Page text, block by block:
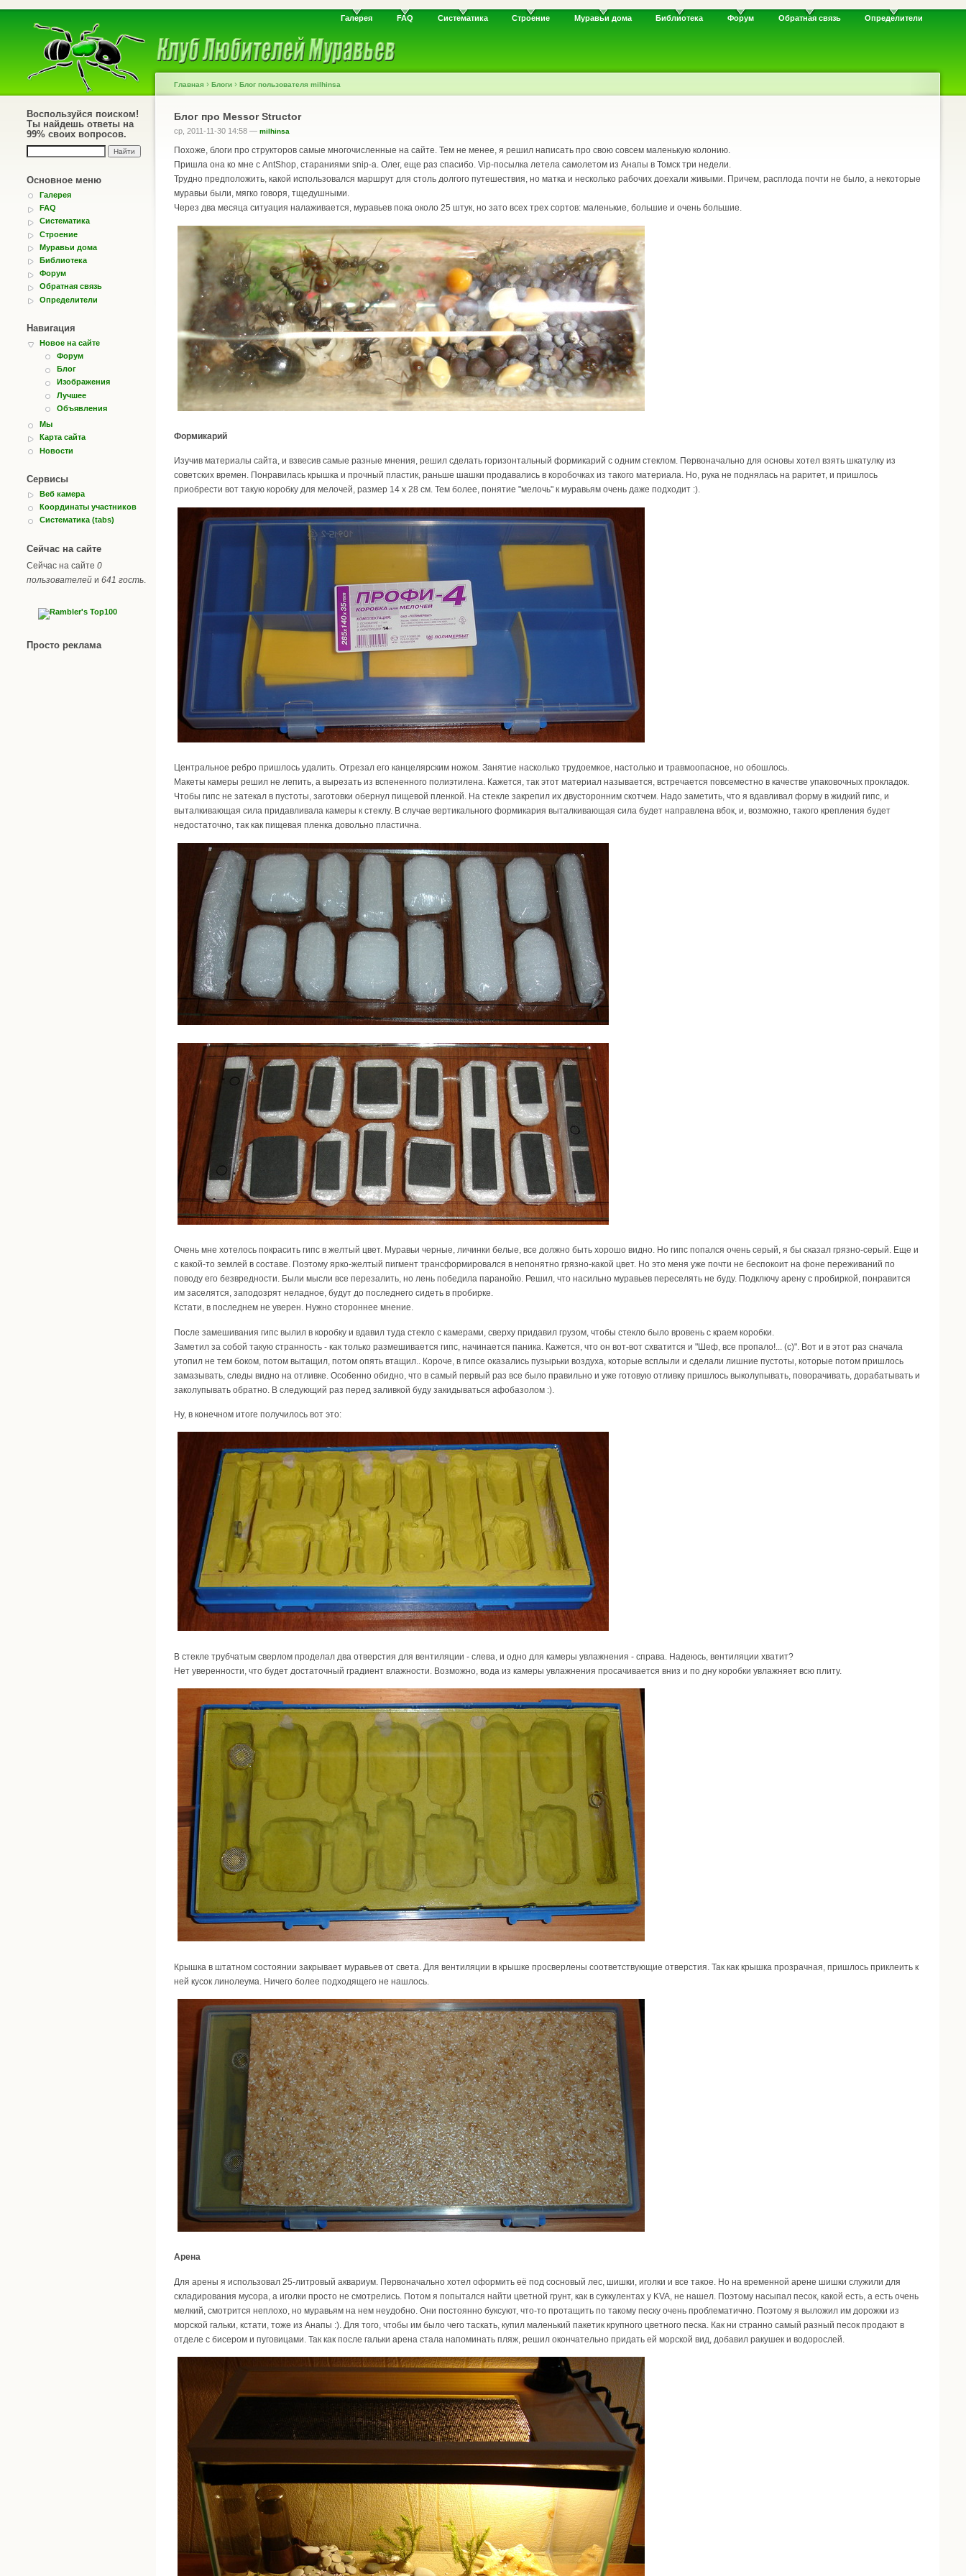
Галерея FAQ Систематика Строение Муравьи дома Библиотека Форум Обратная связь Определители
Воспользуйся поиском!
Ты найдешь ответы на
99% своих вопросов.
Основное меню
Галерея
FAQ
Систематика
Строение
Муравьи дома
Библиотека
Форум
Обратная связь
Определители
Навигация
Новое на сайте
Форум
Блог
Изображения
Лучшее
Объявления
Мы
Карта сайта
Новости
Сервисы
Веб камера
Координаты участников
Систематика (tabs)
Сейчас на сайте
Сейчас на сайте 0
пользователей и 641 гость
Просто реклама
Главная › Блоги › Блог пользователя milhinsa
Блог про Messor Structor
ср, 2011-11-30 14:58 — milhinsa
Похоже, блоги про структоров самые многочисленные на сайте. Тем не менее, я решил написать про свою совсем маленькую колонию.
Пришла она ко мне с AntShop, стараниями snip-а. Олег, еще раз спасибо. Vip-посылка летела самолетом из Анапы в Томск три недели.
Трудно предположить, какой использовался маршрут для столь долгого путешествия, но матка и несколько рабочих доехали живыми. Причем, расплода почти не было, а некоторые
муравьи были, мягко говоря, тщедушными.
Через два месяца ситуация налаживается, муравьев пока около 25 штук, но зато всех трех сортов: маленькие, большие и очень большие.
Формикарий
Изучив материалы сайта, и взвесив самые разные мнения, решил сделать горизонтальный формикарий с одним стеклом. Первоначально для основы хотел взять шкатулку из
советских времен. Понравилась крышка и прочный пластик, раньше шашки продавались в коробочках из такого материала. Но, рука не поднялась на раритет, и пришлось
приобрести вот такую коробку для мелочей, размер 14 х 28 см. Тем более, понятие "мелочь" к муравьям очень даже подходит :).
Центральное ребро пришлось удалить. Отрезал его канцелярским ножом. Занятие насколько трудоемкое, настолько и травмоопасное, но обошлось.
Макеты камеры решил не лепить, а вырезать из вспененного полиэтилена. Кажется, так этот материал называется, встречается повсеместно в качестве упаковочных прокладок.
Чтобы гипс не затекал в пустоты, заготовки обернул пищевой пленкой. На стекле закрепил их двусторонним скотчем. Надо заметить, что я вдавливал форму в жидкий гипс, и
выталкивающая сила придавливала камеры к стеклу. В случае вертикального формикария выталкивающая сила будет направлена вбок, и, возможно, такого крепления будет
недостаточно, так как пищевая пленка довольно пластична.
Очень мне хотелось покрасить гипс в желтый цвет. Муравьи черные, личинки белые, все должно быть хорошо видно. Но гипс попался очень серый, я бы сказал грязно-серый. Еще и
с какой-то землей в составе. Поэтому ярко-желтый пигмент трансформировался в непонятно грязно-какой цвет. Но это меня уже почти не беспокоит на фоне переживаний по
поводу его безвредности. Были мысли все перезалить, но лень победила паранойю. Решил, что насильно муравьев переселять не буду. Подключу арену с пробиркой, понравится
им заселятся, заподозрят неладное, будут до последнего сидеть в пробирке.
Кстати, в последнем не уверен. Нужно стороннее мнение.
После замешивания гипс вылил в коробку и вдавил туда стекло с камерами, сверху придавил грузом, чтобы стекло было вровень с краем коробки.
Заметил за собой такую странность - как только размешивается гипс, начинается паника. Кажется, что он вот-вот схватится и "Шеф, все пропало!... (с)". Вот и в этот раз сначала
утопил не тем боком, потом вытащил, потом опять втащил.. Короче, в гипсе оказались пузырьки воздуха, которые всплыли и сделали лишние пустоты, которые потом пришлось
замазывать, следы видно на отливке. Особенно обидно, что в самый первый раз все было правильно и уже готовую отливку пришлось выколупывать, поворачивать, дорабатывать и
заколупывать обратно. В следующий раз перед заливкой буду закидываться афобазолом :).
Ну, в конечном итоге получилось вот это:
В стекле трубчатым сверлом проделал два отверстия для вентиляции - слева, и одно для камеры увлажнения - справа. Надеюсь, вентиляции хватит?
Нет уверенности, что будет достаточный градиент влажности. Возможно, вода из камеры увлажнения просачивается вниз и по дну коробки увлажняет всю плиту.
Крышка в штатном состоянии закрывает муравьев от света. Для вентиляции в крышке просверлены соответствующие отверстия. Так как крышка прозрачная, пришлось приклеить к
ней кусок линолеума. Ничего более подходящего не нашлось.
Арена
Для арены я использовал 25-литровый аквариум. Первоначально хотел оформить её под сосновый лес, шишки, иголки и все такое. Но на временной арене шишки служили для
складирования мусора, а иголки просто не смотрелись. Потом я попытался найти цветной грунт, как в суккулентах у KVA, не нашел. Поэтому насыпал песок, какой есть, а есть очень
мелкий, смотрится неплохо, но муравьям на нем неудобно. Они постоянно буксуют, что-то протащить по такому песку очень проблематично. Поэтому я выложил им дорожки из
морской гальки, кстати, тоже из Анапы :). Для того, чтобы им было чего таскать, купил маленький пакетик крупного цветного песка. Как ни странно самый разный песок продают в
отделе с бисером и пуговицами. Так как после гальки арена стала напоминать пляж, решил окончательно придать ей морской вид, добавил ракушек и водорослей.